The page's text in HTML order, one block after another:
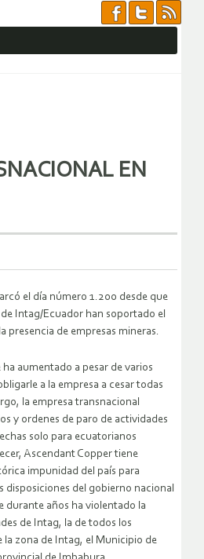
EN
el día número 1.200 desde que
Intag/Ecuador han soportado el
presencia de empresas mineras.
aumentado a pesar de varios
a la empresa a cesar todas
la empresa transnacional
y ordenes de paro de actividades
solo para ecuatorianos
Ascendant Copper tiene
impunidad del país para
disposiciones del gobierno nacional
durante años ha violentado la
de Intag, la de todos los
la zona de Intag, el Municipio de